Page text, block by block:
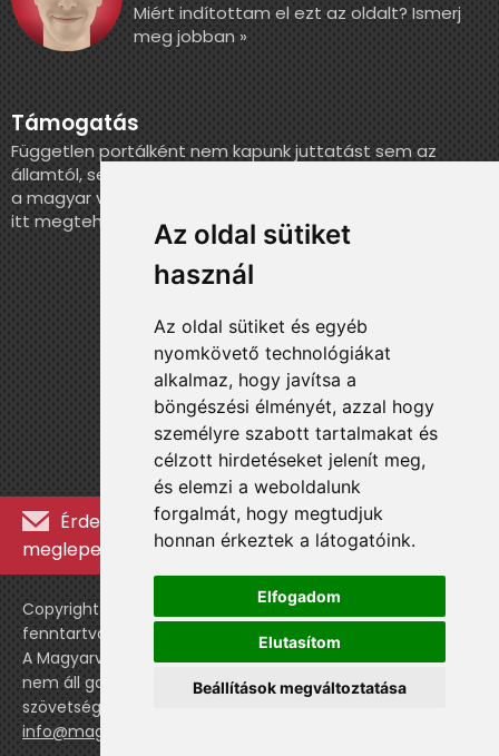
Az oldal sütiket
használ
Az oldal sütiket és egyéb
nyomkövető technológiákat
alkalmaz, hogy javítsa a
böngészési élményét, azzal hogy
személyre szabott tartalmakat és
célzott hirdetéseket jelenít meg,
és elemzi a weboldalunk
forgalmát, hogy megtudjuk
honnan érkeztek a látogatóink.
Elfogadom
Elutasítom
Beállítások megváltoztatása
Miért indítottam el ezt az oldalt? Ismerj
meg jobban »
Támogatás
Független portálként nem kapunk juttatást sem az
államtól, sem más szervezettől. Ha szeretnél segíteni
a magyar válogatott történelmének feldolgozásában,
itt megteheted.
Érdekességekért, kulisszatitkokért és
meglepetésekért iratkozz fel a hírlevélre »
Copyright © WebshopLady 2007-2026 Minden jog
fenntartva, kivéve a külön feltüntetett esetekben.
A Magyarvalogatott.hu egy nemhivatalos történeti oldal,
nem áll gazdasági kapcsolatban a labdarúgó
szövetséggel vagy a válogatott stábjával.
info@magyarvalogatott.hu